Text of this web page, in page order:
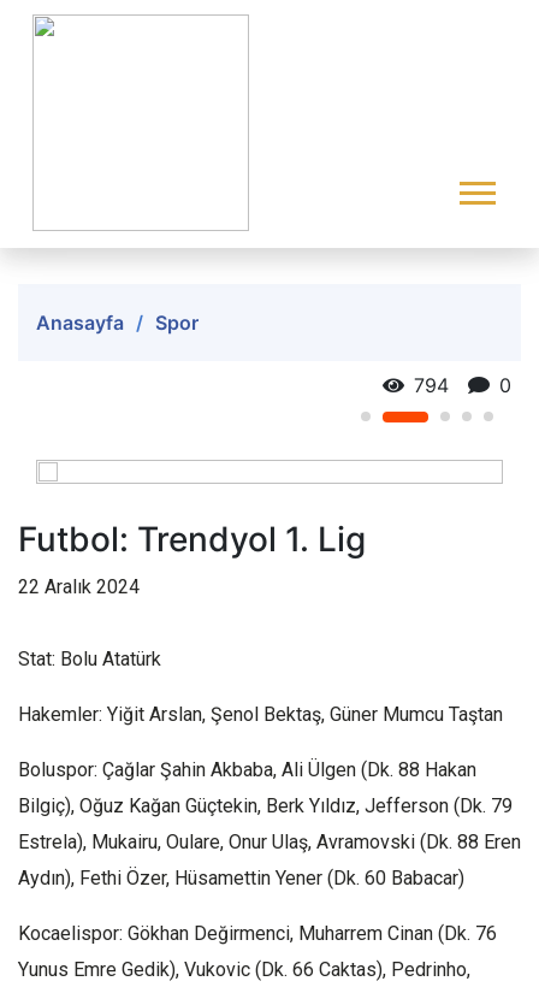
Anasayfa Spor
794 0
Futbol: Trendyol 1. Lig
22 Aralık 2024
Stat: Bolu Atatürk
Hakemler: Yiğit Arslan, Şenol Bektaş, Güner Mumcu Taştan
Boluspor: Çağlar Şahin Akbaba, Ali Ülgen (Dk. 88 Hakan
Bilgiç), Oğuz Kağan Güçtekin, Berk Yıldız, Jefferson (Dk. 79
Estrela), Mukairu, Oulare, Onur Ulaş, Avramovski (Dk. 88 Eren
Aydın), Fethi Özer, Hüsamettin Yener (Dk. 60 Babacar)
Kocaelispor: Gökhan Değirmenci, Muharrem Cinan (Dk. 76
Yunus Emre Gedik), Vukovic (Dk. 66 Caktas), Pedrinho,